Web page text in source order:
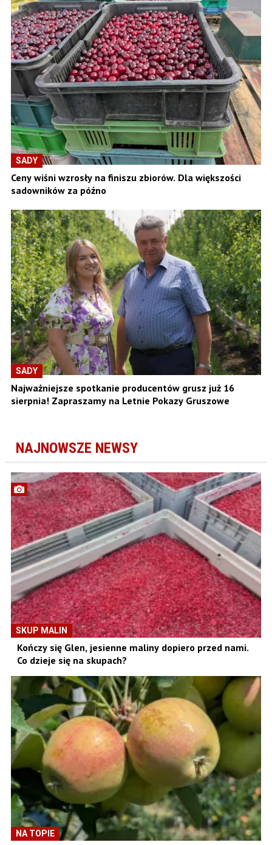
SADY
Ceny wiśni wzrosły na finiszu zbiorów. Dla większości
sadowników za późno
SADY
Najważniejsze spotkanie producentów grusz już 16
sierpnia! Zapraszamy na Letnie Pokazy Gruszowe
NAJNOWSZE NEWSY
SKUP MALIN
Kończy się Glen, jesienne maliny dopiero przed nami.
Co dzieje się na skupach?
NA TOPIE